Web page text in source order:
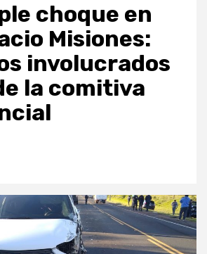
choque en
Misiones:
involucrados
la comitiva